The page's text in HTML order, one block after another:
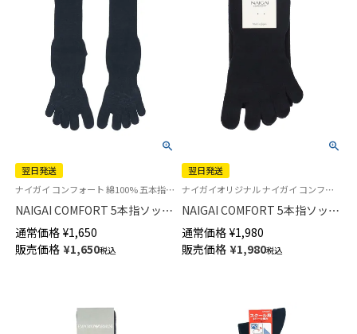
翌日発送
ナイガイ コンフォート 綿100% 五本指 男性 靴下 旧02302615
NAIGAI COMFORT 5本指ソック
ス 綿100% カジュアル ミドル丈
メンズ 【365日最短翌日発送】
02302620
通常価格 ¥1,650
販売価格 ¥1,650税込
翌日発送
ナイガイオリジナル ナイガイ コンフォート ポリジン加工 五本指 紳士 靴下
NAIGAI COMFORT 5本指ソック
ス やみつきになる履き心地 親
指セパレート 綿混 ホールガー
メント メンズ 抗菌防臭 クルー
通常価格 ¥1,980
販売価格 ¥1,980税込